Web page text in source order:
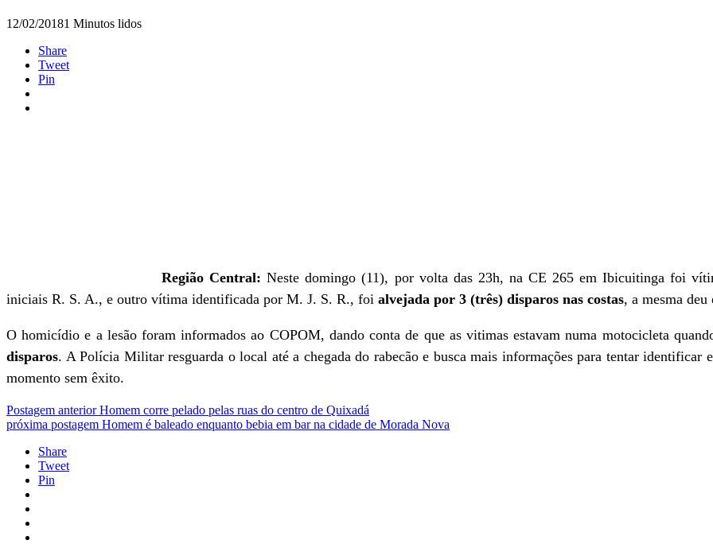
12/02/20181 Minutos lidos
Share
Tweet
Pin
Região Central: Neste domingo (11), por volta das23h, na CE 265em Ibicuitinga foi
iniciais R. S. A., e outro vítima identificada por M. J. S. R., foi alvejada por 3 (três) disparos nas costas, a mesma
O homicídio e a lesão foram informados ao COPOM, dando contade que as vitimas estavam numa motocicleta
disparos. A Polícia Militar resguarda o local até a chegada do rabecão e busca mais informações para tentar identificar
momento sem êxito.
Postagem anterior Homem corre pelado pelas ruas do centro de Quixadá
próxima postagem Homem é baleado enquanto bebia em bar na cidade de Morada Nova
Share
Tweet
Pin